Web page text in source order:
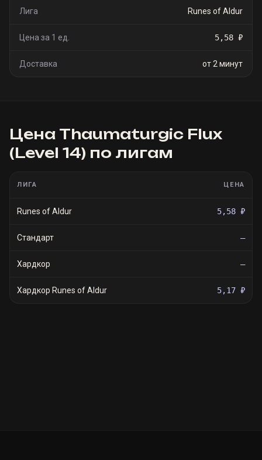
Лига Runes of Aldur
Цена за 1 ед. 5,58 ₽
Доставка от 2 минут
Цена Thaumaturgic Flux
(Level 14) по лигам
ЛИГА ЦЕНА
Runes of Aldur 5,58 ₽
Стандарт —
Хардкор —
Хардкор Runes of Aldur 5,17 ₽